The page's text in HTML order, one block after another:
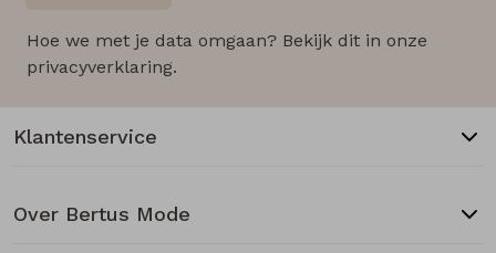
Hoe we met je data omgaan? Bekijk dit in onze
privacyverklaring.
Klantenservice
Over Bertus Mode